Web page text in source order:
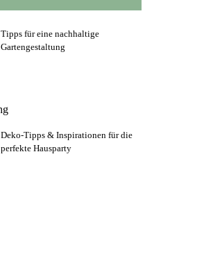
Tipps für eine nachhaltige
Gartengestaltung
Deko-Tipps & Inspirationen für die
perfekte Hausparty